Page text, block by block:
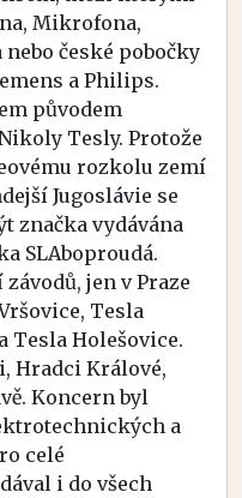
Mikrofona,
české pobočky
a Philips.
původem
Tesly. Protože
rozkolu zemí
Jugoslávie se
značka vydávána
SLAboproudá.
jen v Praze
Tesla
Tesla Holešovice.
Hradci Králové,
Koncern byl
a
celé
i do všech